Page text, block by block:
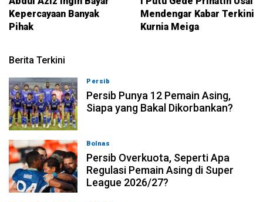
Kepercayaan Banyak
Pihak
Mendengar Kabar Terkini
Kurnia Meiga
Berita Terkini
Persib
Persib Punya 12 Pemain Asing,
Siapa yang Bakal Dikorbankan?
Bolnas
Persib Overkuota, Seperti Apa
Regulasi Pemain Asing di Super
League 2026/27?